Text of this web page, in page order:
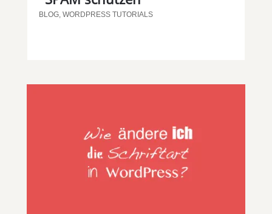
BLOG, WORDPRESS TUTORIALS